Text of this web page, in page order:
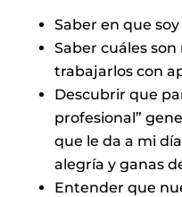
Saber en que
Saber cuáles
trabajarlos con
Descubrir que
profesional”
que le da a mi
alegría y ganas
Entender que